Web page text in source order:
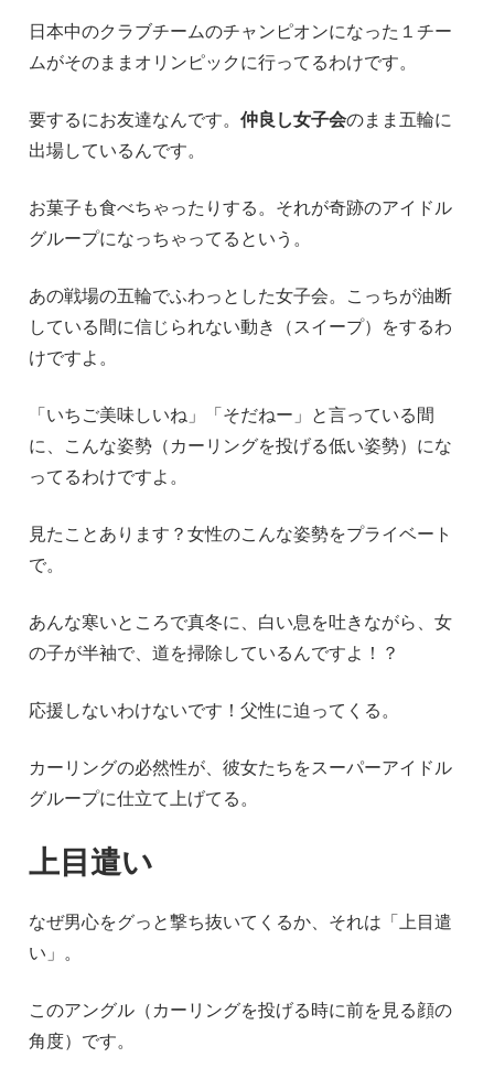
日本中のクラブチームのチャンピオンになった１チー
ムがそのままオリンピックに行ってるわけです。
要するにお友達なんです。 仲良し女子会のまま五輪に
出場しているんです。
お菓子も食べちゃったりする。それが奇跡のアイドル
グループになっちゃってるという。
あの戦場の五輪でふわっとした女子会。こっちが油断
している間に信じられない動き（スイープ）をするわ
けですよ。
「いちご美味しいね」「そだねー」と言っている間
に、こんな姿勢（カーリングを投げる低い姿勢）にな
ってるわけですよ。
見たことあります？女性のこんな姿勢をプライベート
で。
あんな寒いところで真冬に、白い息を吐きながら、女
の子が半袖で、道を掃除しているんですよ！？
応援しないわけないです！父性に迫ってくる。
カーリングの必然性が、彼女たちをスーパーアイドル
グループに仕立て上げてる。
上目遣い
なぜ男心をグっと撃ち抜いてくるか、それは「上目遣
い」。
このアングル（カーリングを投げる時に前を見る顔の
角度）です。